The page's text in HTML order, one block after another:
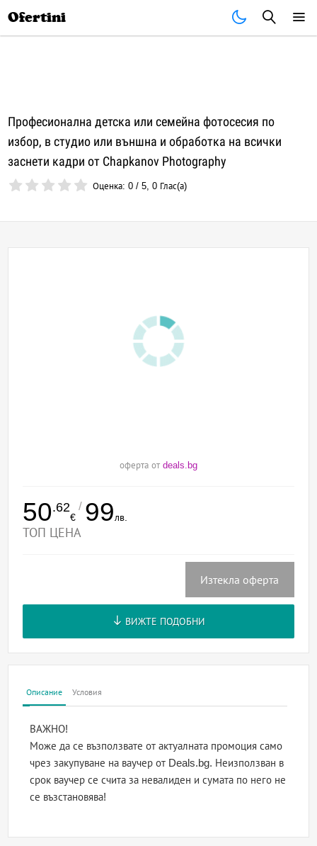
Ofertini
Професионална детска или семейна фотосесия по
избор, в студио или външна и обработка на всички
заснети кадри от Chapkanov Photography
Оценка:0 /5,0 Глас(а)
оферта от deals.bg
50.62
€
/ 99лв.
ТОП ЦЕНА
Изтекла оферта
ВИЖТЕ ПОДОБНИ
Описание Условия
ВАЖНО!
Може да се възползвате от актуалната промоция само
чрез закупуване на ваучер от Deals.bg. Неизползван в
срок ваучер се счита за невалиден и сумата по него не
се възстановява!